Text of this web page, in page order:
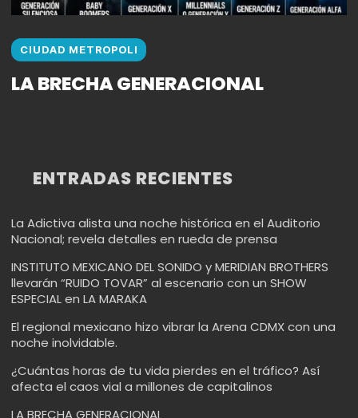
CIUDAD METROPOLI
LA BRECHA GENERACIONAL
ENTRADAS RECIENTES
La Adictiva alista una noche histórica en el Auditorio
Nacional; revela detalles en rueda de prensa
INSTITUTO MEXICANO DEL SONIDO y MERIDIAN BROTHERS
llevarán “RUIDO TOVAR” al escenario con un SHOW
ESPECIAL en LA MARAKA
El regional mexicano hizo vibrar la Arena CDMX con una
noche inolvidable.
¿Cuántas horas de tu vida pierdes en el tráfico? Así
afecta el caos vial a millones de capitalinos
LA BRECHA GENERACIONAL